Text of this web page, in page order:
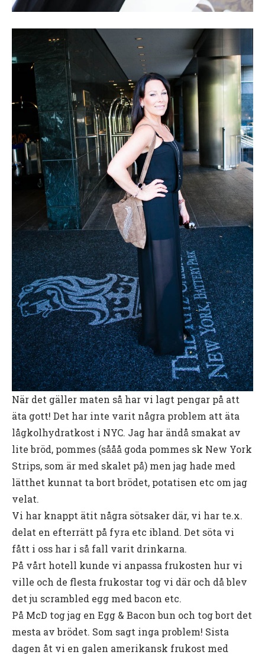
När det gäller maten så har vi lagt pengar på att
äta gott! Det har inte varit några problem att äta
lågkolhydratkost i NYC. Jag har ändå smakat av
lite bröd, pommes (sååå goda pommes sk New York
Strips, som är med skalet på) men jag hade med
lätthet kunnat ta bort brödet, potatisen etc om jag
velat.
Vi har knappt ätit några sötsaker där, vi har te.x.
delat en efterrätt på fyra etc ibland. Det söta vi
fått i oss har i så fall varit drinkarna.
På vårt hotell kunde vi anpassa frukosten hur vi
ville och de flesta frukostar tog vi där och då blev
det ju scrambled egg med bacon etc.
På McD tog jag en Egg & Bacon bun och tog bort det
mesta av brödet. Som sagt inga problem! Sista
dagen åt vi en galen amerikansk frukost med